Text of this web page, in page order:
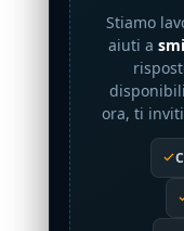
Stiamo
aiuti a
ora, ti